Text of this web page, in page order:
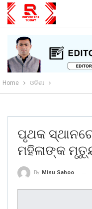
Home ଓଡିଶା
ପୃଥକ
ମହିଳାଙ୍କ
By Minu Sahoo